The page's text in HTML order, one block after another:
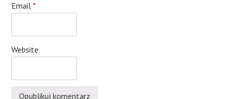
Email*
Website